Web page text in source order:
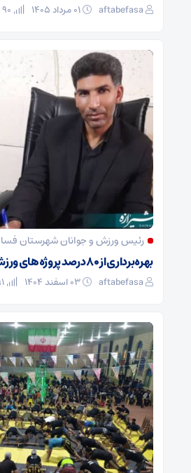
aftabefasa
رئیس ورزش و جوانان شهرستان فسا
بهره‌برداری از ۸۰ درصد پروژه‌های ورزشی شهرستان فسا
aftabefasa